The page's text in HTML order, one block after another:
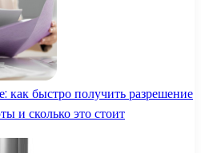
быстро получить разрешение
и сколько это стоит